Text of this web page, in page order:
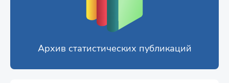
Архив статистических публикаций